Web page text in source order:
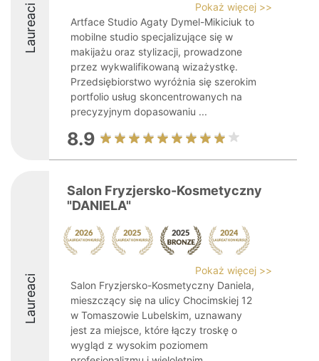
Laureaci
Pokaż więcej >>
Artface Studio Agaty Dymel-Mikiciuk to
mobilne studio specjalizujące się w
makijażu oraz stylizacji, prowadzone
przez wykwalifikowaną wizażystkę.
Przedsiębiorstwo wyróżnia się szerokim
portfolio usług skoncentrowanych na
precyzyjnym dopasowaniu ...
8.9
Laureaci
Salon Fryzjersko-Kosmetyczny
"DANIELA"
Pokaż więcej >>
Salon Fryzjersko-Kosmetyczny Daniela,
mieszczący się na ulicy Chocimskiej 12
w Tomaszowie Lubelskim, uznawany
jest za miejsce, które łączy troskę o
wygląd z wysokim poziomem